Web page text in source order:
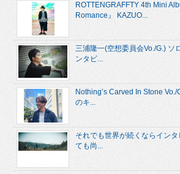
ROTTENGRAFFTY 4th Mini
Romance』 KAZUO...
三浦隆一(空想委員会Vo./G.) ソ
ンタビ...
Nothing’s Carved In Stone
のキ...
それでも世界が続くならイン
ても尚...